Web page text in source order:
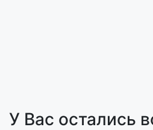
У Вас остались